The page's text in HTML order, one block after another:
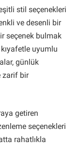
stil seçenekleri
ve desenli bir
seçenek bulmak
uyumlu
günlük
zarif bir
getiren
seçenekleri
rahatlıkla